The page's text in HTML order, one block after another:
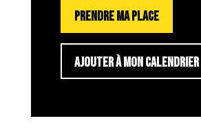
PRENDRE MA PLACE
AJOUTER À MON CALENDRIER